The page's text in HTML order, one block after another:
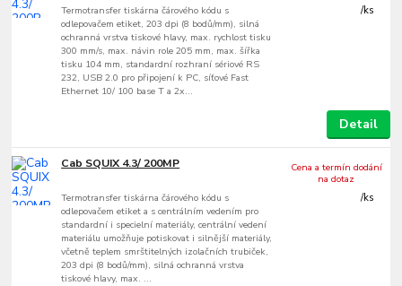
Termotransfer tiskárna čárového kódu s
odlepovačem etiket, 203 dpi (8 bodů/mm), silná
ochranná vrstva tiskové hlavy, max. rychlost tisku
300 mm/s, max. návin role 205 mm, max. šířka
tisku 104 mm, standardní rozhraní sériové RS
232, USB 2.0 pro připojení k PC, síťové Fast
Ethernet 10/ 100 base T a 2x...
/ks
Detail
Cab SQUIX 4.3/ 200MP
Termotransfer tiskárna čárového kódu s
odlepovačem etiket a s centrálním vedením pro
standardní i specielní materiály, centrální vedení
materiálu umožňuje potiskovat i silnější materiály,
včetně teplem smrštitelných izolačních trubiček,
203 dpi (8 bodů/mm), silná ochranná vrstva
tiskové hlavy, max. ...
/ks
Cena a termín dodání
na dotaz